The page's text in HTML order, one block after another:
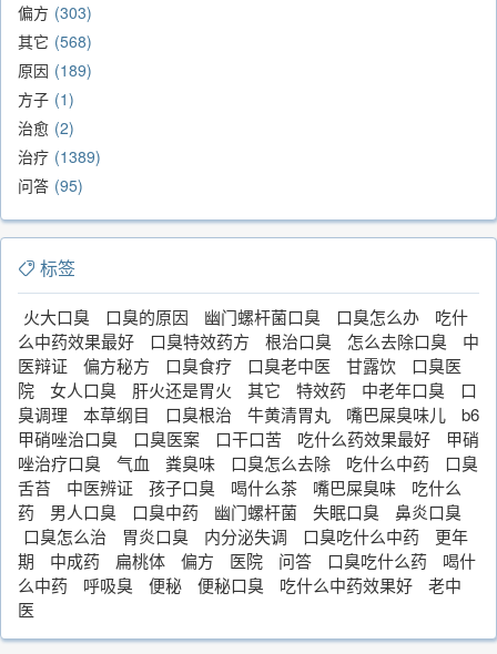
偏方 303
其它 568
原因 189
方子 1
治愈 2
治疗 1389
问答 95
标签
火大口臭 口臭的原因 幽门螺杆菌口臭 口臭怎么办
吃什
么中药效果最好
口臭特效药方 根治口臭 怎么去除口臭
中
医辩证
偏方秘方 口臭食疗 口臭老中医 甘露饮
口臭医
院
女人口臭 肝火还是胃火 其它 特效药 中老年口臭
口
臭调理
本草纲目 口臭根治 牛黄清胃丸 嘴巴屎臭味儿
b6
甲硝唑治口臭
口臭医案 口干口苦 吃什么药效果最好
甲硝
唑治疗口臭
气血 粪臭味 口臭怎么去除 吃什么中药
口臭
舌苔
中医辨证 孩子口臭 喝什么茶 嘴巴屎臭味
吃什么
药
男人口臭 口臭中药 幽门螺杆菌 失眠口臭
鼻炎口臭
口臭怎么治
胃炎口臭 内分泌失调 口臭吃什么中药
更年
期
中成药 扁桃体 偏方 医院 问答 口臭吃什么药
喝什
么中药
呼吸臭 便秘 便秘口臭 吃什么中药效果好
老中
医